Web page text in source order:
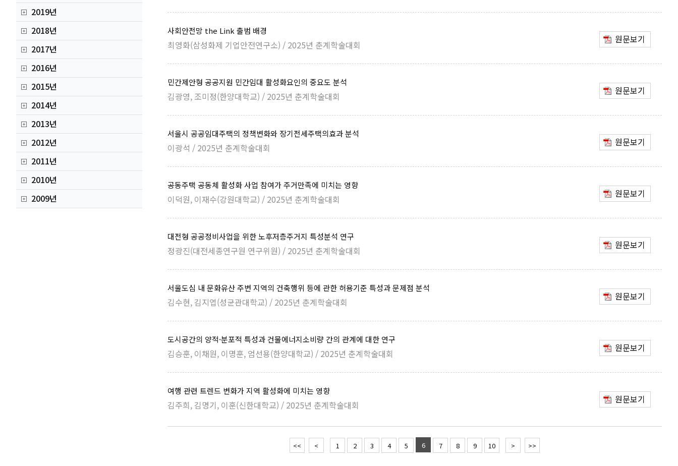
2019년
2018년
2017년
2016년
2015년
2014년
2013년
2012년
2011년
2010년
2009년
사회안전망 the Link 출범 배경
최영화(삼성화제 기업안전연구소) / 2025년 춘계학술대회 원문보기
민간제안형 공공지원 민간임대 활성화요인의 중요도 분석
김광영, 조미정(한양대학교) / 2025년 춘계학술대회 원문보기
서울시 공공임대주택의 정책변화와 장기전세주택의효과 분석
이광석 / 2025년 춘계학술대회 원문보기
공동주택 공동체 활성화 사업 참여가 주거만족에 미치는 영향
이덕원, 이재수(강원대학교) / 2025년 춘계학술대회 원문보기
대전형 공공정비사업을 위한 노후저층주거지 특성분석 연구
정광진(대전세종연구원 연구위원) / 2025년 춘계학술대회 원문보기
서울도심 내 문화유산 주변 지역의 건축행위 등에 관한 허용기준 특성과 문제점 분석
김수현, 김지엽(성균관대학교) / 2025년 춘계학술대회 원문보기
도시공간의 양적·분포적 특성과 건물에너지소비량 간의 관계에 대한 연구
김승훈, 이채원, 이명훈, 엄선용(한양대학교) / 2025년 춘계학술대회 원문보기
여행 관련 트렌드 변화가 지역 활성화에 미치는 영향
김주희, 김명기, 이훈(신한대학교) / 2025년 춘계학술대회 원문보기
<< < 1 2 3 4 5 6 7 8 9 10 > >>